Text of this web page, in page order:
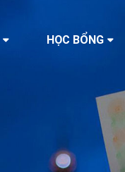
HỌC BỔNG